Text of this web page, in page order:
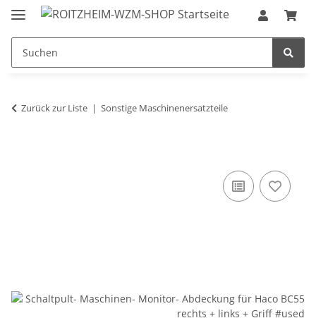
Zurück zur Liste Sonstige Maschinenersatzteile